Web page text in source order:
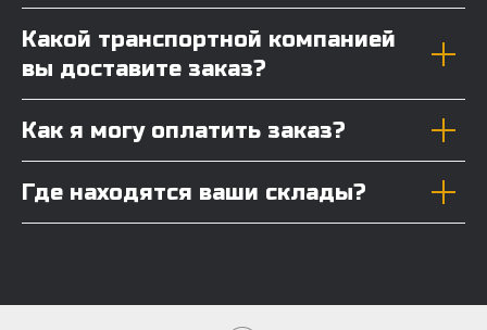
Какой транспортной компанией
вы доставите заказ?
Как я могу оплатить заказ?
Где находятся ваши склады?